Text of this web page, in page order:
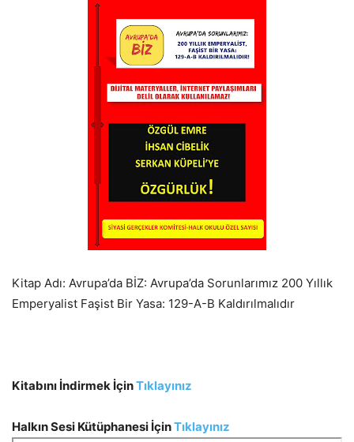
Kitap Adı: Avrupa’da BİZ: Avrupa’da Sorunlarımız 200 Yıllık
Emperyalist Faşist Bir Yasa: 129-A-B Kaldırılmalıdır
Kitabını İndirmek İçinTıklayınız
Halkın Sesi Kütüphanesi İçinTıklayınız